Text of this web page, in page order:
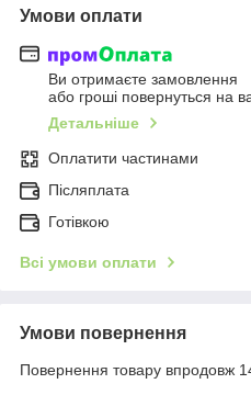
Умови оплати
Ви отримаєте замовлення
або гроші повернуться на
Детальніше
Оплатити частинами
Післяплата
Готівкою
Всі умови оплати
Умови повернення
Повернення товару впродовж